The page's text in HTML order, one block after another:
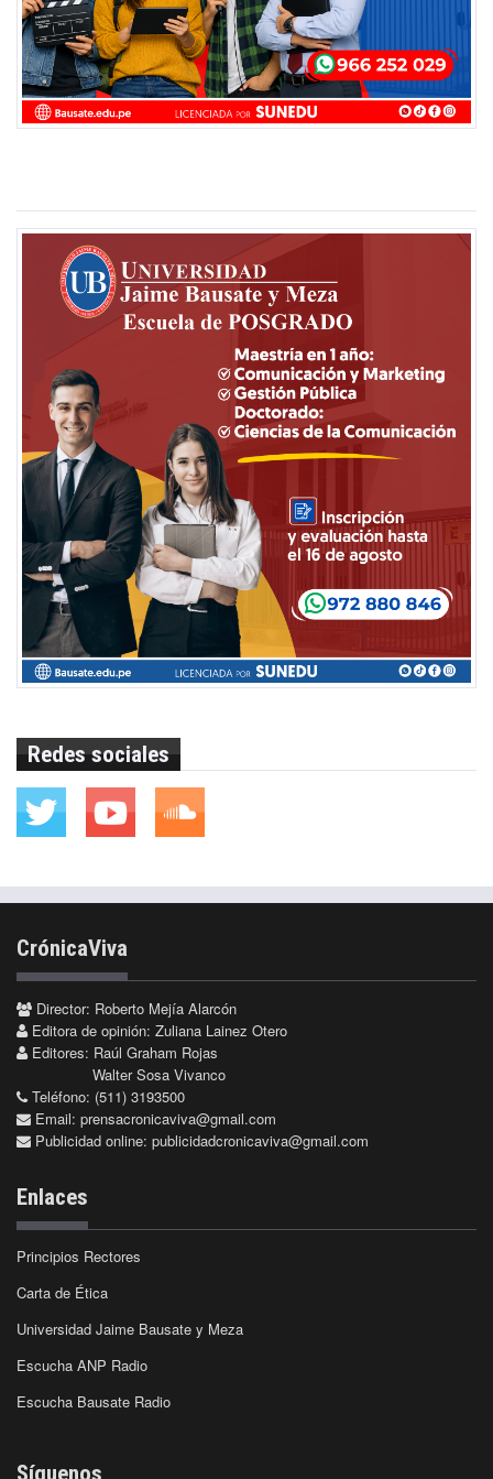
Redes sociales
CrónicaViva
Director: Roberto Mejía Alarcón
Editora de opinión: Zuliana Lainez Otero
Editores: Raúl Graham Rojas
Walter Sosa Vivanco
Teléfono: (511) 3193500
Email: prensacronicaviva@gmail.com
Publicidad online: publicidadcronicaviva@gmail.com
Enlaces
Principios Rectores
Carta de Ética
Universidad Jaime Bausate y Meza
Escucha ANP Radio
Escucha Bausate Radio
Síguenos